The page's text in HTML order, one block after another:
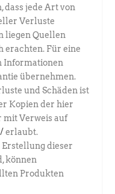
dass jede Art von
Verluste
liegen Quellen
erachten. Für eine
Informationen
übernehmen.
und Schäden ist
Kopien der hier
mit Verweis auf
erlaubt.
dieser
können
Produkten